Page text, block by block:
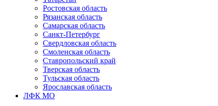
Ростовская область
Рязанская область
Самарская область
Санкт-Петербург
Свердловская область
Смоленская область
Ставропольский край
Тверская область
Тульская область
Ярославская область
ЛФК МО